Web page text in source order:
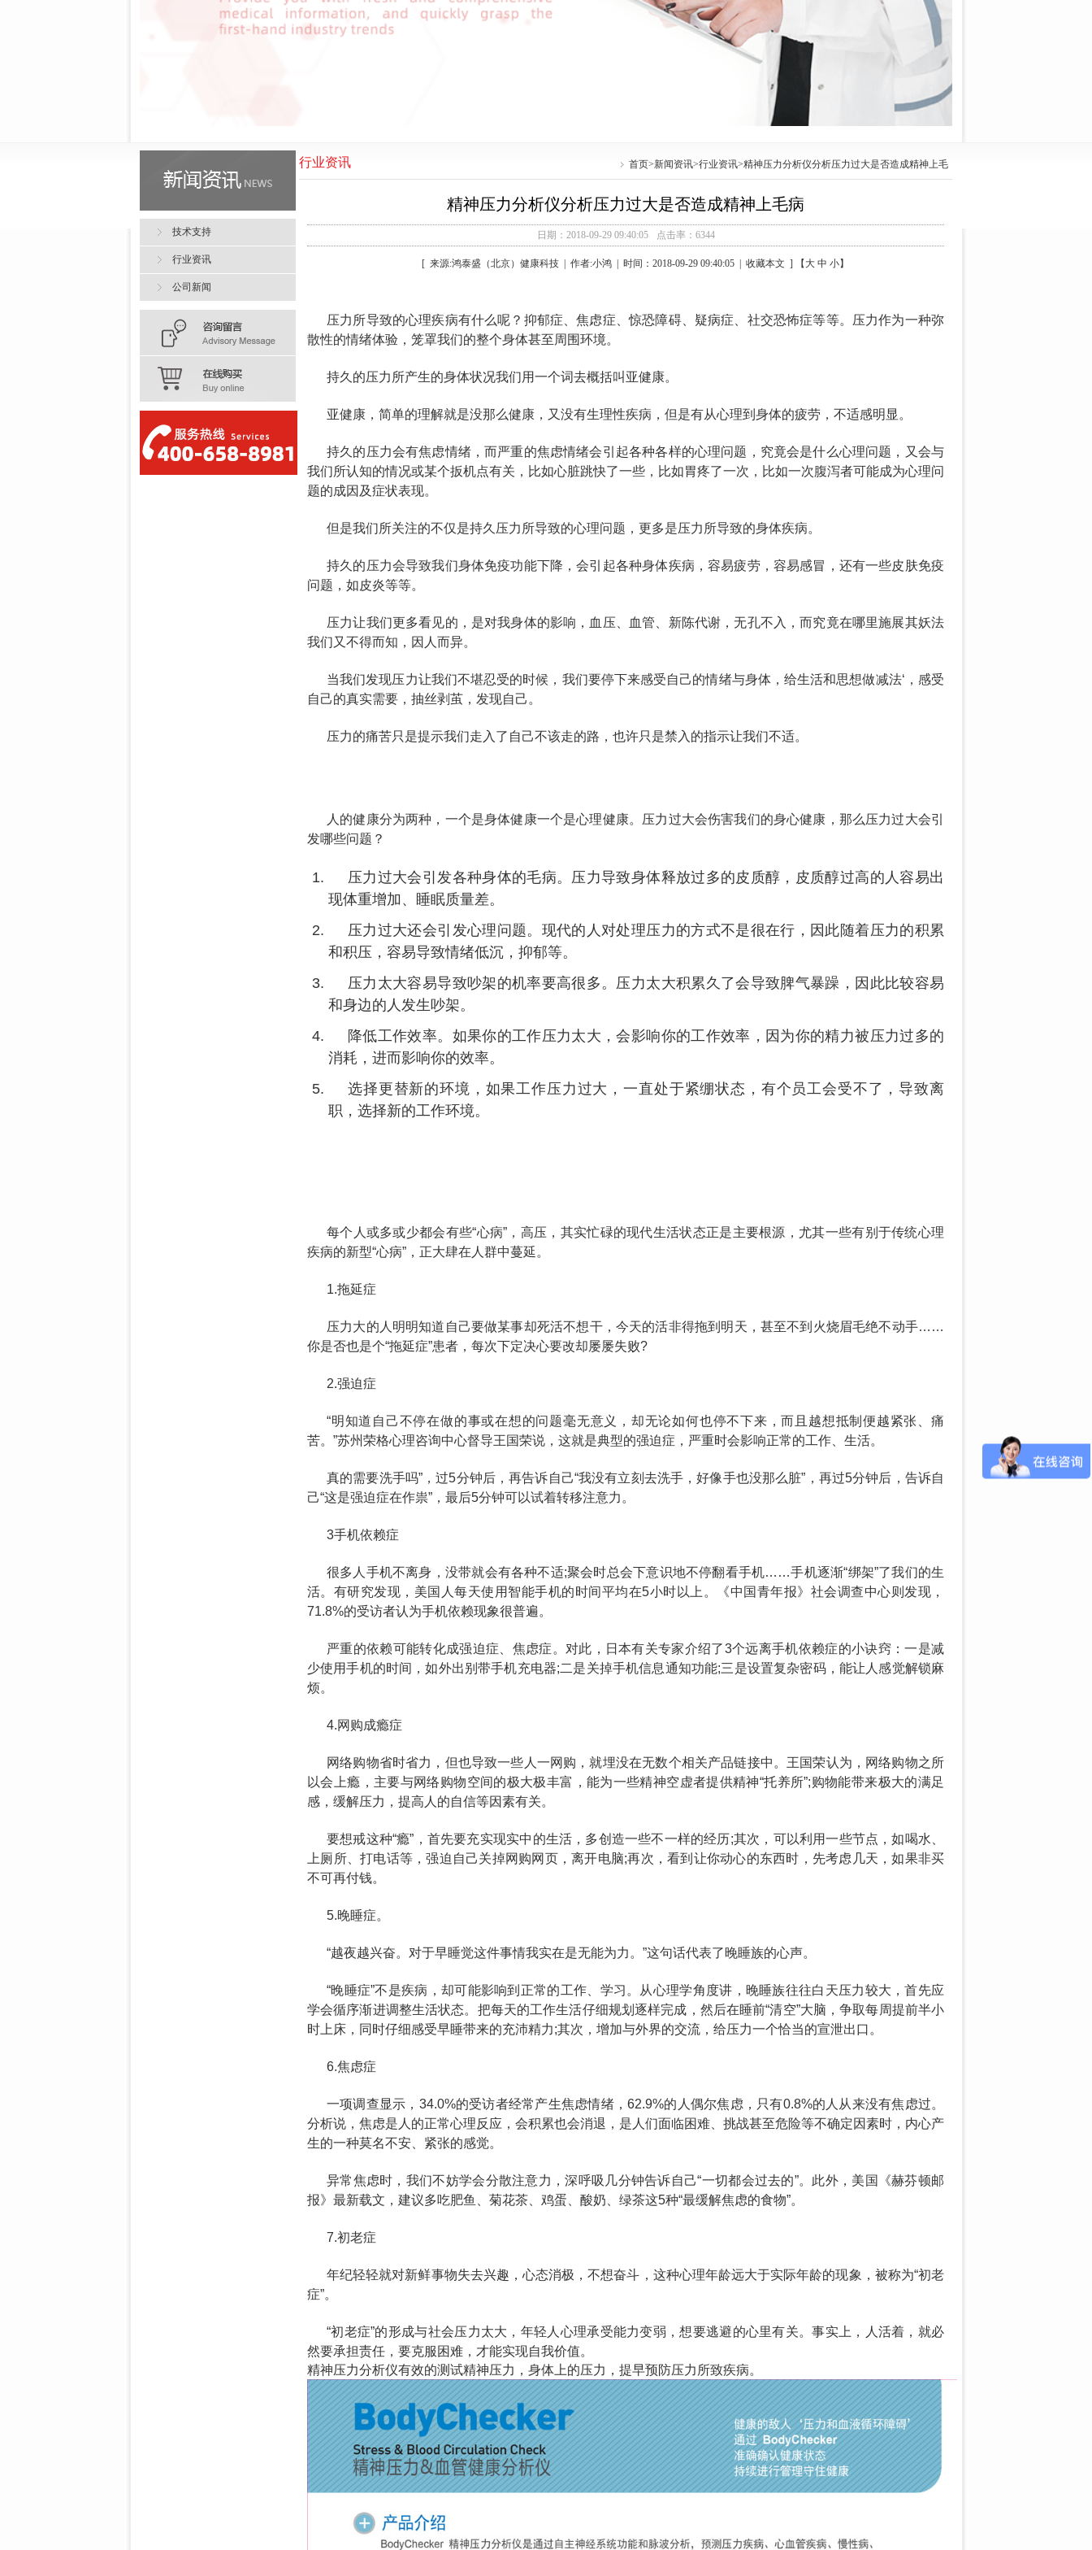
行业资讯 首页>新闻资讯>行业资讯>精神压力分析仪分析压力过大是否造成精神上毛
精神压力分析仪分析压力过大是否造成精神上毛病
日期：2018-09-29 09:40:05 点击率：6344
[ 来源:鸿泰盛（北京）健康科技 | 作者:小鸿 | 时间：2018-09-29 09:40:05 | 收藏本文 ] 【大 中 小】
压力所导致的心理疾病有什么呢？抑郁症、焦虑症、惊恐障碍、疑病症、社交恐怖症等等。压力作为一种弥
散性的情绪体验，笼罩我们的整个身体甚至周围环境。
持久的压力所产生的身体状况我们用一个词去概括叫亚健康。
亚健康，简单的理解就是没那么健康，又没有生理性疾病，但是有从心理到身体的疲劳，不适感明显。
持久的压力会有焦虑情绪，而严重的焦虑情绪会引起各种各样的心理问题，究竟会是什么心理问题，又会与
我们所认知的情况或某个扳机点有关，比如心脏跳快了一些，比如胃疼了一次，比如一次腹泻者可能成为心理问
题的成因及症状表现。
但是我们所关注的不仅是持久压力所导致的心理问题，更多是压力所导致的身体疾病。
持久的压力会导致我们身体免疫功能下降，会引起各种身体疾病，容易疲劳，容易感冒，还有一些皮肤免疫
问题，如皮炎等等。
压力让我们更多看见的，是对我身体的影响，血压、血管、新陈代谢，无孔不入，而究竟在哪里施展其妖法
我们又不得而知，因人而异。
当我们发现压力让我们不堪忍受的时候，我们要停下来感受自己的情绪与身体，给生活和思想做减法‘，感受
自己的真实需要，抽丝剥茧，发现自己。
压力的痛苦只是提示我们走入了自己不该走的路，也许只是禁入的指示让我们不适。
人的健康分为两种，一个是身体健康一个是心理健康。压力过大会伤害我们的身心健康，那么压力过大会引
发哪些问题？
压力过大会引发各种身体的毛病。压力导致身体释放过多的皮质醇，皮质醇过高的人容易出
现体重增加、睡眠质量差。
压力过大还会引发心理问题。现代的人对处理压力的方式不是很在行，因此随着压力的积累
和积压，容易导致情绪低沉，抑郁等。
压力太大容易导致吵架的机率要高很多。压力太大积累久了会导致脾气暴躁，因此比较容易
和身边的人发生吵架。
降低工作效率。如果你的工作压力太大，会影响你的工作效率，因为你的精力被压力过多的
消耗，进而影响你的效率。
选择更替新的环境，如果工作压力过大，一直处于紧绷状态，有个员工会受不了，导致离
职，选择新的工作环境。
每个人或多或少都会有些“心病”，高压，其实忙碌的现代生活状态正是主要根源，尤其一些有别于传统心理
疾病的新型“心病”，正大肆在人群中蔓延。
1.拖延症
压力大的人明明知道自己要做某事却死活不想干，今天的活非得拖到明天，甚至不到火烧眉毛绝不动手……
你是否也是个“拖延症”患者，每次下定决心要改却屡屡失败?
2.强迫症
“明知道自己不停在做的事或在想的问题毫无意义，却无论如何也停不下来，而且越想抵制便越紧张、痛
苦。”苏州荣格心理咨询中心督导王国荣说，这就是典型的强迫症，严重时会影响正常的工作、生活。
真的需要洗手吗”，过5分钟后，再告诉自己“我没有立刻去洗手，好像手也没那么脏”，再过5分钟后，告诉自
己“这是强迫症在作祟”，最后5分钟可以试着转移注意力。
3手机依赖症
很多人手机不离身，没带就会有各种不适;聚会时总会下意识地不停翻看手机……手机逐渐“绑架”了我们的生
活。有研究发现，美国人每天使用智能手机的时间平均在5小时以上。《中国青年报》社会调查中心则发现，
71.8%的受访者认为手机依赖现象很普遍。
严重的依赖可能转化成强迫症、焦虑症。对此，日本有关专家介绍了3个远离手机依赖症的小诀窍：一是减
少使用手机的时间，如外出别带手机充电器;二是关掉手机信息通知功能;三是设置复杂密码，能让人感觉解锁麻
烦。
4.网购成瘾症
网络购物省时省力，但也导致一些人一网购，就埋没在无数个相关产品链接中。王国荣认为，网络购物之所
以会上瘾，主要与网络购物空间的极大极丰富，能为一些精神空虚者提供精神“托养所”;购物能带来极大的满足
感，缓解压力，提高人的自信等因素有关。
要想戒这种“瘾”，首先要充实现实中的生活，多创造一些不一样的经历;其次，可以利用一些节点，如喝水、
上厕所、打电话等，强迫自己关掉网购网页，离开电脑;再次，看到让你动心的东西时，先考虑几天，如果非买
不可再付钱。
5.晚睡症。
“越夜越兴奋。对于早睡觉这件事情我实在是无能为力。”这句话代表了晚睡族的心声。
“晚睡症”不是疾病，却可能影响到正常的工作、学习。从心理学角度讲，晚睡族往往白天压力较大，首先应
学会循序渐进调整生活状态。把每天的工作生活仔细规划逐样完成，然后在睡前“清空”大脑，争取每周提前半小
时上床，同时仔细感受早睡带来的充沛精力;其次，增加与外界的交流，给压力一个恰当的宣泄出口。
6.焦虑症
一项调查显示，34.0%的受访者经常产生焦虑情绪，62.9%的人偶尔焦虑，只有0.8%的人从来没有焦虑过。
分析说，焦虑是人的正常心理反应，会积累也会消退，是人们面临困难、挑战甚至危险等不确定因素时，内心产
生的一种莫名不安、紧张的感觉。
异常焦虑时，我们不妨学会分散注意力，深呼吸几分钟告诉自己“一切都会过去的”。此外，美国《赫芬顿邮
报》最新载文，建议多吃肥鱼、菊花茶、鸡蛋、酸奶、绿茶这5种“最缓解焦虑的食物”。
7.初老症
年纪轻轻就对新鲜事物失去兴趣，心态消极，不想奋斗，这种心理年龄远大于实际年龄的现象，被称为“初老
症”。
“初老症”的形成与社会压力太大，年轻人心理承受能力变弱，想要逃避的心里有关。事实上，人活着，就必
然要承担责任，要克服困难，才能实现自我价值。
精神压力分析仪有效的测试精神压力，身体上的压力，提早预防压力所致疾病。
技术支持
行业资讯
公司新闻